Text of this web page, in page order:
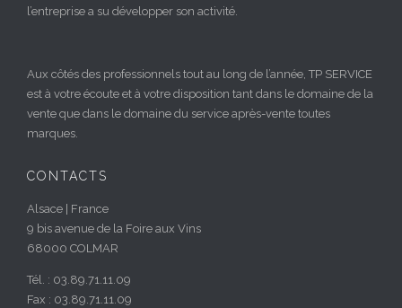
l’entreprise a su développer son activité.
Aux côtés des professionnels tout au long de l’année, TP SERVICE
est à votre écoute et à votre disposition tant dans le domaine de la
vente que dans le domaine du service après-vente toutes
marques.
CONTACTS
Alsace | France
9 bis avenue de la Foire aux Vins
68000 COLMAR
Tél. : 03.89.71.11.09
Fax : 03.89.71.11.09